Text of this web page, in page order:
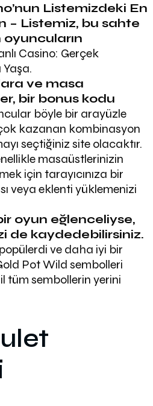
Listemizdeki En
– Listemiz, bu sahte
Casino: Gerçek
Yaşa.
ve masa
bir bonus kodu
böyle bir arayüzle
kazanan kombinasyon
seçtiğiniz site olacaktır.
masaüstlerinizin
için tarayıcınıza bir
veya eklenti yüklemenizi
oyun eğlenceliyse,
de kaydedebilirsiniz.
ve daha iyi bir
Pot Wild sembolleri
tüm sembollerin yerini